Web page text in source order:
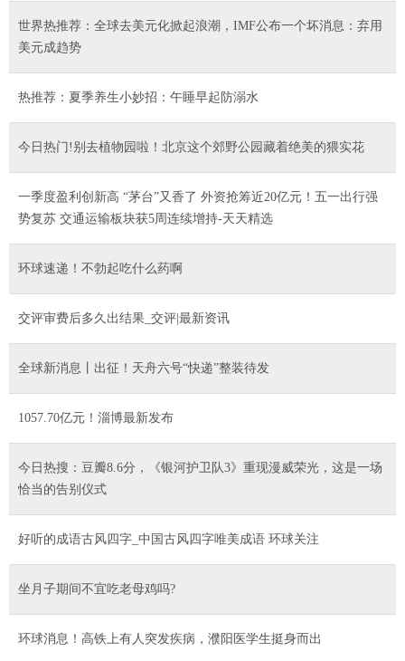
世界热推荐：全球去美元化掀起浪潮，IMF公布一个坏消息：弃用
美元成趋势
热推荐：夏季养生小妙招：午睡早起防溺水
今日热门!别去植物园啦！北京这个郊野公园藏着绝美的猥实花
一季度盈利创新高 “茅台”又香了 外资抢筹近20亿元！五一出行强
势复苏 交通运输板块获5周连续增持-天天精选
环球速递！不勃起吃什么药啊
交评审费后多久出结果_交评|最新资讯
全球新消息丨出征！天舟六号“快递”整装待发
1057.70亿元！淄博最新发布
今日热搜：豆瓣8.6分，《银河护卫队3》重现漫威荣光，这是一场
恰当的告别仪式
好听的成语古风四字_中国古风四字唯美成语 环球关注
坐月子期间不宜吃老母鸡吗?
环球消息！高铁上有人突发疾病，濮阳医学生挺身而出